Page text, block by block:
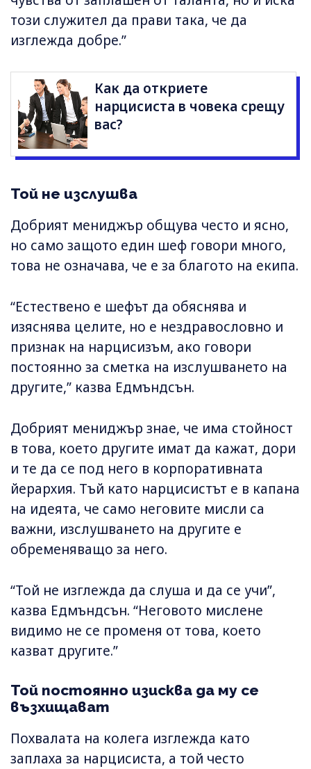
този служител да прави така, че да
изглежда добре.”
Как да откриете
нарцисиста в човека срещу
вас?
Той не изслушва
Добрият мениджър общува често и ясно,
но само защото един шеф говори много,
това не означава, че е за благото на екипа.
“Естествено е шефът да обяснява и
изяснява целите, но е нездравословно и
признак на нарцисизъм, ако говори
постоянно за сметка на изслушването на
другите,” казва Едмъндсън.
Добрият мениджър знае, че има стойност
в това, което другите имат да кажат, дори
и те да се под него в корпоративната
йерархия. Тъй като нарцисистът е в капана
на идеята, че само неговите мисли са
важни, изслушването на другите е
обременяващо за него.
“Той не изглежда да слуша и да се учи”,
казва Едмъндсън. “Неговото мислене
видимо не се променя от това, което
казват другите.”
Той постоянно изисква да му се
възхищават
Похвалата на колега изглежда като
заплаха за нарцисиста, а той често